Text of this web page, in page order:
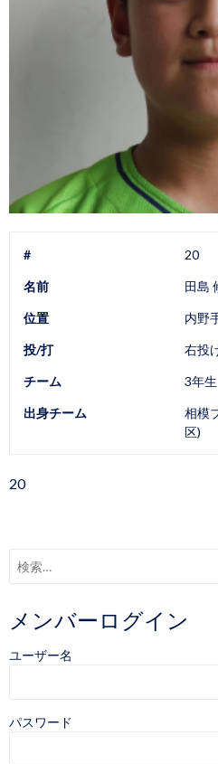
# 20
名前 田島
位置 内野
投/打 右投
チーム 3年
出身チーム
相模
区)
20
メンバーログイン
ユーザー名
パスワード